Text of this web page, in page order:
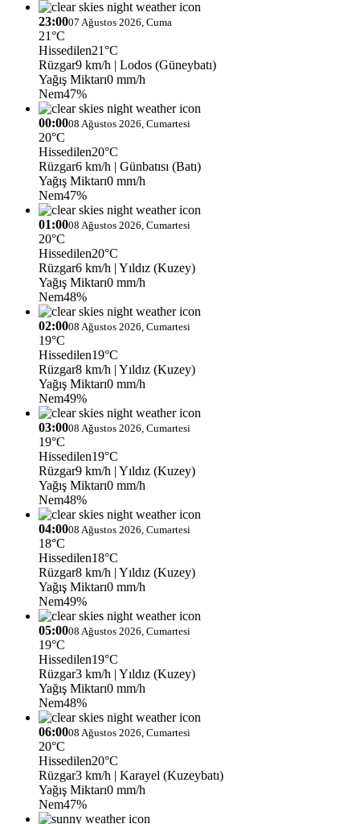
23:0007 Ağustos 2026, Cuma
21°C
Hissedilen21°C
Rüzgar9 km/h | Lodos (Güneybatı)
Yağış Miktarı0 mm/h
Nem47%
00:0008 Ağustos 2026, Cumartesi
20°C
Hissedilen20°C
Rüzgar6 km/h | Günbatısı (Batı)
Yağış Miktarı0 mm/h
Nem47%
01:0008 Ağustos 2026, Cumartesi
20°C
Hissedilen20°C
Rüzgar6 km/h | Yıldız (Kuzey)
Yağış Miktarı0 mm/h
Nem48%
02:0008 Ağustos 2026, Cumartesi
19°C
Hissedilen19°C
Rüzgar8 km/h | Yıldız (Kuzey)
Yağış Miktarı0 mm/h
Nem49%
03:0008 Ağustos 2026, Cumartesi
19°C
Hissedilen19°C
Rüzgar9 km/h | Yıldız (Kuzey)
Yağış Miktarı0 mm/h
Nem48%
04:0008 Ağustos 2026, Cumartesi
18°C
Hissedilen18°C
Rüzgar8 km/h | Yıldız (Kuzey)
Yağış Miktarı0 mm/h
Nem49%
05:0008 Ağustos 2026, Cumartesi
19°C
Hissedilen19°C
Rüzgar3 km/h | Yıldız (Kuzey)
Yağış Miktarı0 mm/h
Nem48%
06:0008 Ağustos 2026, Cumartesi
20°C
Hissedilen20°C
Rüzgar3 km/h | Karayel (Kuzeybatı)
Yağış Miktarı0 mm/h
Nem47%